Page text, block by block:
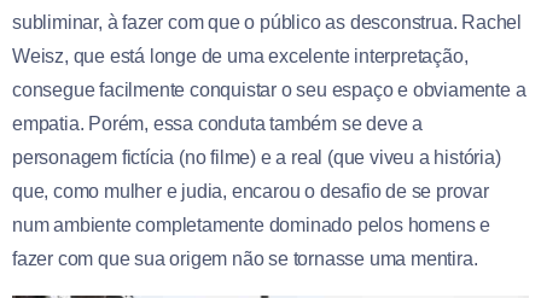
subliminar, à fazer com que o público as desconstrua. Rachel
Weisz, que está longe de uma excelente interpretação,
consegue facilmente conquistar o seu espaço e obviamente a
empatia. Porém, essa conduta também se deve a
personagem fictícia (no filme) e a real (que viveu a história)
que, como mulher e judia, encarou o desafio de se provar
num ambiente completamente dominado pelos homens e
fazer com que sua origem não se tornasse uma mentira.